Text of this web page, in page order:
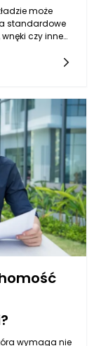
może
standardowe
czy inne
a
by była
stylem życia.
wymaga nie